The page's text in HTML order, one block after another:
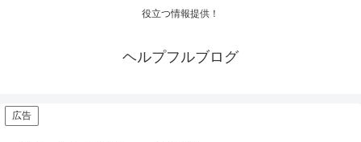
役立つ情報提供！
ヘルプフルブログ
広告